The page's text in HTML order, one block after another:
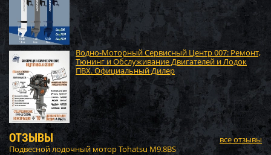
Водно-Моторный Сервисный Центр 007: Ремонт,
Тюнинг и Обслуживание Двигателей и Лодок
ПВХ. Официальный Дилер
ОТЗЫВЫ
все отзывы
Подвесной лодочный мотор Tohatsu M9.8BS